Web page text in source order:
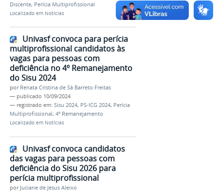
Discente, Perícia Multiprofissional
Localizado em Notícias
Univasf convoca para perícia
multiprofissional candidatos às
vagas para pessoas com
deficiência no 4º Remanejamento
do Sisu 2024
por Renata Cristina de Sá Barreto Freitas
— publicado 10/09/2024
— registrado em: Sisu 2024, PS-ICG 2024, Perícia
Multiprofissional, 4º Remanejamento
Localizado em Notícias
Univasf convoca candidatos
das vagas para pessoas com
deficiência do Sisu 2026 para
perícia multiprofissional
por Juciane de Jesus Aleixo